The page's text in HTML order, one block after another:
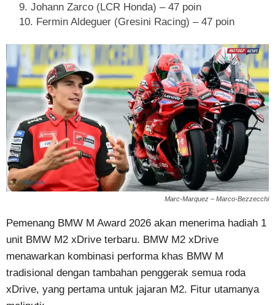
Johann Zarco (LCR Honda) – 47 poin
Fermin Aldeguer (Gresini Racing) – 47 poin
Marc-Marquez – Marco-Bezzecchi
Pemenang BMW M Award 2026 akan menerima hadiah 1
unit BMW M2 xDrive terbaru. BMW M2 xDrive
menawarkan kombinasi performa khas BMW M
tradisional dengan tambahan penggerak semua roda
xDrive, yang pertama untuk jajaran M2. Fitur utamanya